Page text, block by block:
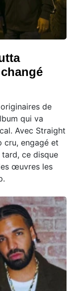
de
qui va
Avec Straight
cru, engagé et
tard, ce disque
œuvres les